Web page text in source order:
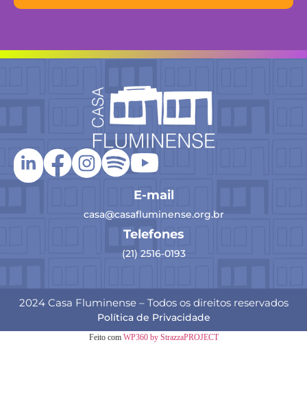
E-mail
casa@casafluminense.org.br
Telefones
(21) 2516-0193
2024 Casa Fluminense – Todos os direitos reservados
Política de Privacidade
Feito com WP360 by StrazzaPROJECT